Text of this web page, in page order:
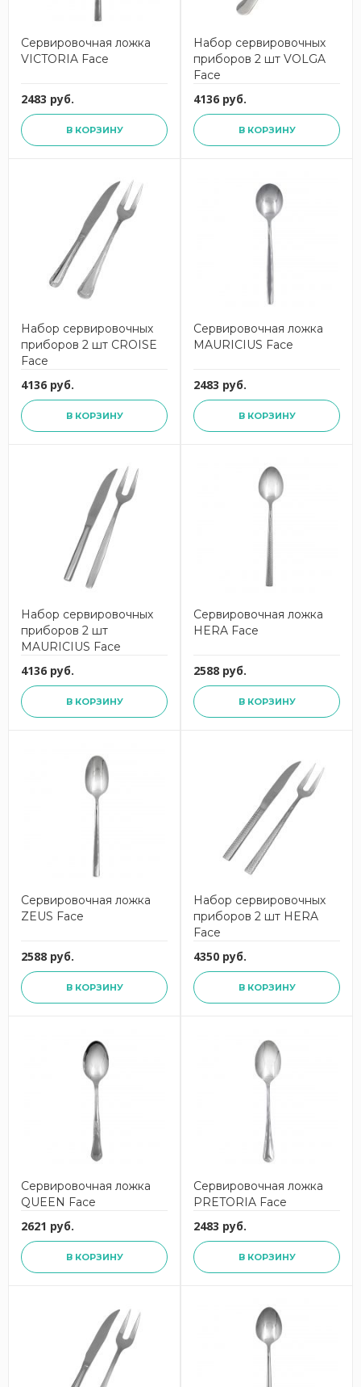
Сервировочная ложка
VICTORIA Face
2483 руб.
В КОРЗИНУ
Набор сервировочных
приборов 2 шт VOLGA
Face
4136 руб.
В КОРЗИНУ
Набор сервировочных
приборов 2 шт CROISE
Face
4136 руб.
В КОРЗИНУ
Сервировочная ложка
MAURICIUS Face
2483 руб.
В КОРЗИНУ
Набор сервировочных
приборов 2 шт
MAURICIUS Face
4136 руб.
В КОРЗИНУ
Сервировочная ложка
HERA Face
2588 руб.
В КОРЗИНУ
Сервировочная ложка
ZEUS Face
2588 руб.
В КОРЗИНУ
Набор сервировочных
приборов 2 шт HERA
Face
4350 руб.
В КОРЗИНУ
Сервировочная ложка
QUEEN Face
2621 руб.
В КОРЗИНУ
Сервировочная ложка
PRETORIA Face
2483 руб.
В КОРЗИНУ